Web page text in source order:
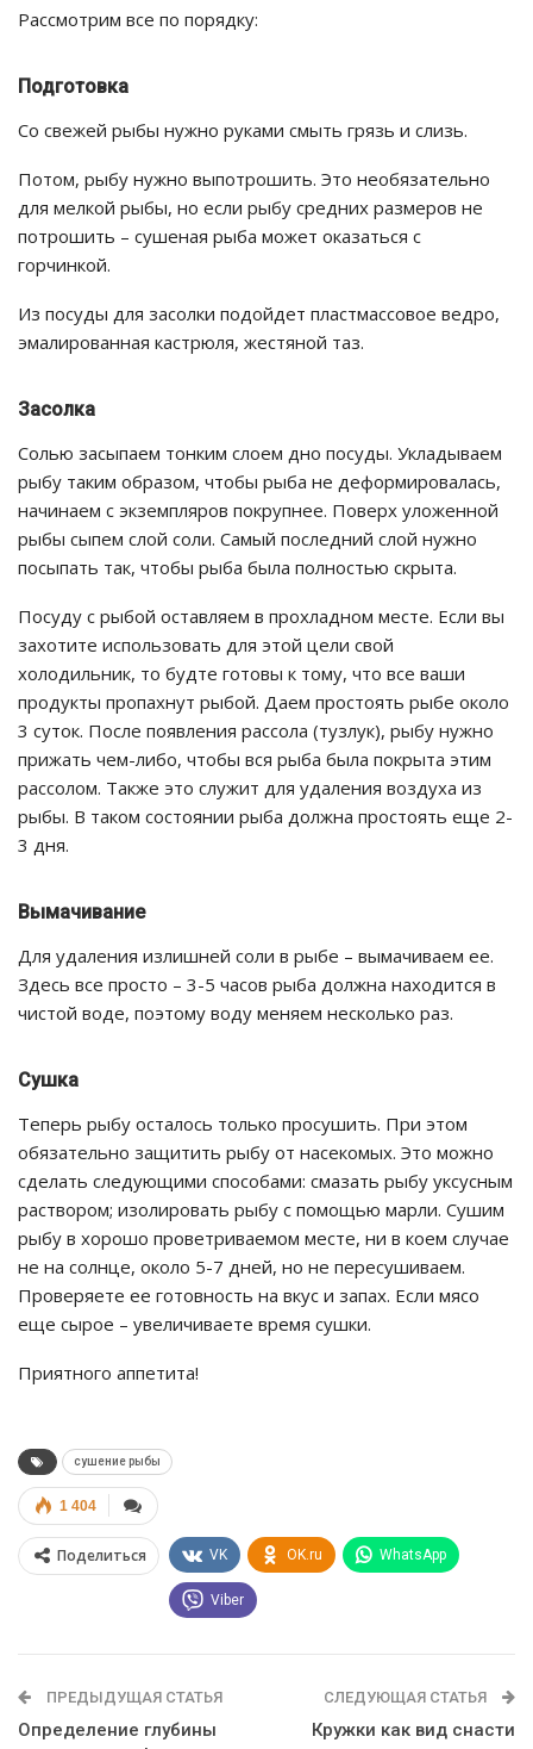
Рассмотрим все по порядку:
Подготовка
Со свежей рыбы нужно руками смыть грязь и слизь.
Потом, рыбу нужно выпотрошить. Это необязательно
для мелкой рыбы, но если рыбу средних размеров не
потрошить – сушеная рыба может оказаться с
горчинкой.
Из посуды для засолки подойдет пластмассовое ведро,
эмалированная кастрюля, жестяной таз.
Засолка
Солью засыпаем тонким слоем дно посуды. Укладываем
рыбу таким образом, чтобы рыба не деформировалась,
начинаем с экземпляров покрупнее. Поверх уложенной
рыбы сыпем слой соли. Самый последний слой нужно
посыпать так, чтобы рыба была полностью скрыта.
Посуду с рыбой оставляем в прохладном месте. Если вы
захотите использовать для этой цели свой
холодильник, то будте готовы к тому, что все ваши
продукты пропахнут рыбой. Даем простоять рыбе около
3 суток. После появления рассола (тузлук), рыбу нужно
прижать чем-либо, чтобы вся рыба была покрыта этим
рассолом. Также это служит для удаления воздуха из
рыбы. В таком состоянии рыба должна простоять еще 2-
3 дня.
Вымачивание
Для удаления излишней соли в рыбе – вымачиваем ее.
Здесь все просто – 3-5 часов рыба должна находится в
чистой воде, поэтому воду меняем несколько раз.
Сушка
Теперь рыбу осталось только просушить. При этом
обязательно защитить рыбу от насекомых. Это можно
сделать следующими способами: смазать рыбу уксусным
раствором; изолировать рыбу с помощью марли. Сушим
рыбу в хорошо проветриваемом месте, ни в коем случае
не на солнце, около 5-7 дней, но не пересушиваем.
Проверяете ее готовность на вкус и запах. Если мясо
еще сырое – увеличиваете время сушки.
Приятного аппетита!
сушение рыбы
1 404
Поделиться VK OK.ru WhatsApp
Viber
ПРЕДЫДУЩАЯ СТАТЬЯ
Определение глубины
СЛЕДУЮЩАЯ СТАТЬЯ
Кружки как вид снасти